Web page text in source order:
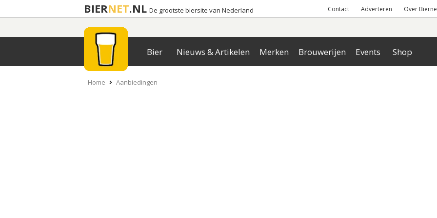
BIERNET.NL De grootste biersite van Nederland Contact Adverteren Over
Bier Nieuws & Artikelen Merken Brouwerijen Events Shop
Home Aanbiedingen